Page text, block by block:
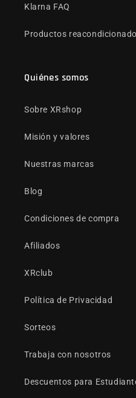
Klarna FAQ
Productos
Quiénes somos
Sobre XRshop
Misión y valores
Nuestras marcas
Blog
Condiciones de compra
Afiliados
XRclub
Política de Privacidad
Sorteos
Trabaja con nosotros
Descuentos para